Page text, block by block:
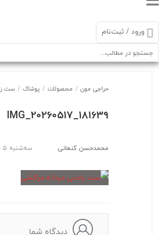
ورود / ثبت‌نام
حراجی مون / محصولات / پوشاک / ست
IMG_20260517_181639
محمدحسن کنعانی سه‌شنبه 5 خرداد 05 | 14:18
دیدگاه شما